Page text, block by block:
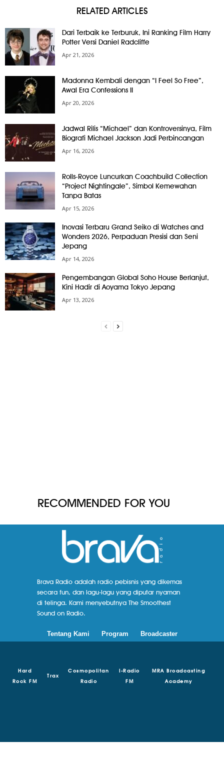
RELATED ARTICLES
Dari Terbaik ke Terburuk, Ini Ranking Film Harry
Potter Versi Daniel Radcliffe
Apr 21, 2026
Madonna Kembali dengan “I Feel So Free”,
Awal Era Confessions II
Apr 20, 2026
Jadwal Rilis “Michael” dan Kontroversinya, Film
Biografi Michael Jackson Jadi Perbincangan
Apr 16, 2026
Rolls-Royce Luncurkan Coachbuild Collection
“Project Nightingale”, Simbol Kemewahan
Tanpa Batas
Apr 15, 2026
Inovasi Terbaru Grand Seiko di Watches and
Wonders 2026, Perpaduan Presisi dan Seni
Jepang
Apr 14, 2026
Pengembangan Global Soho House Berlanjut,
Kini Hadir di Aoyama Tokyo Jepang
Apr 13, 2026
RECOMMENDED FOR YOU
Brava Radio adalah radio pebisnis yang dikemas
secara fun, dan lagu-lagu yang diputar nyaman
di telinga. Kami menyebutnya The Smoothest
Sound on Radio.
Tentang Kami Program Broadcaster
Hard
Rock FM
Trax
Cosmopolitan
Radio
I-Radio
FM
MRA Broadcasting
Academy